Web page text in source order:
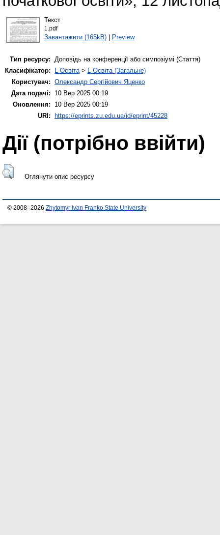
Текст
1.pdf
Завантажити (165kB)| Preview
Тип ресурсу: Доповідь на конференції або симпозіумі (Стаття)
Класифікатор:
L Освіта> L Освіта (Загальне)
Користувач: Олександр Сергійович Яценко
Дата подачі:
10 Вер 2025 00:19
Оновлення:
10 Вер 2025 00:19
URI:
https://eprints.zu.edu.ua/id/eprint/45228
Дії ​​(потрібно ввійти)
Оглянути опис ресурсу
© 2008–2026 Zhytomyr Ivan Franko State University